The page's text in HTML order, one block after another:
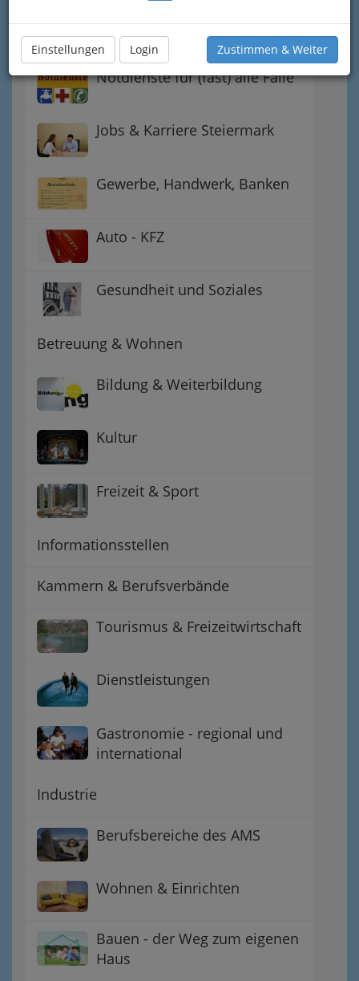
Einstellungen Login Zustimmen & Weiter
Gutscheine
Notdienste für (fast) alle Fälle
Jobs & Karriere Steiermark
Gewerbe, Handwerk, Banken
Auto - KFZ
Gesundheit und Soziales
Betreuung & Wohnen
Bildung & Weiterbildung
Kultur
Freizeit & Sport
Informationsstellen
Kammern & Berufsverbände
Tourismus & Freizeitwirtschaft
Dienstleistungen
Gastronomie - regional und
international
Industrie
Berufsbereiche des AMS
Wohnen & Einrichten
Bauen - der Weg zum eigenen
Haus